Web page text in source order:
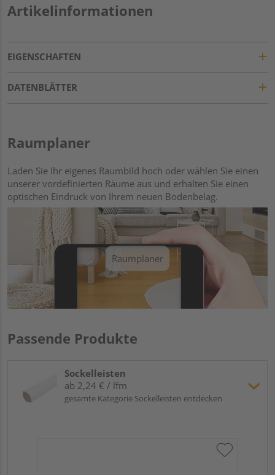
Artikelinformationen
EIGENSCHAFTEN
DATENBLÄTTER
Raumplaner
Laden Sie Ihr eigenes Raumbild hoch oder wählen Sie einen
unserer vordefinierten Räume aus und erhalten Sie einen
optischen Eindruck von Ihrem neuen Bodenbelag.
Raumplaner
Passende Produkte
Sockelleisten
ab 2,24 € / lfm
gesamte Kategorie Sockelleisten entdecken